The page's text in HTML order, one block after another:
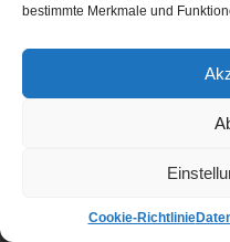
bestimmte Merkmale und
Cookie-Richtlinie
Viele Jahre war
Norden von
die Flucht gelingt,
nimmt eine neue
seiner
tatsächlich im